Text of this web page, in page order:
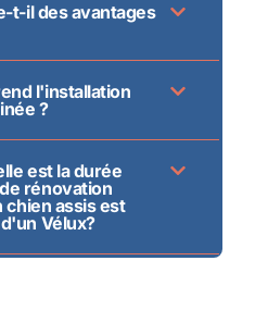
t-il des avantages
l'installation
?
est la durée
rénovation
assis est
Vélux?